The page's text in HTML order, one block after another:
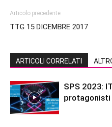
Articolo precedente
TTG 15 DICEMBRE 2017
ARTICOLI CORRELATI
SPS 2023:
protagonisti